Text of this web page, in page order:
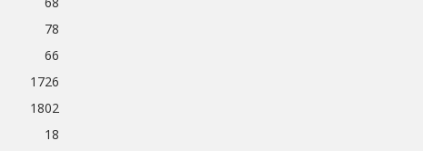
78
66
1726
1802
18